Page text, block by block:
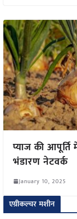
प्याज की आपूर्ति
भंडारण नेटवर्क
January 10, 2025
एग्रीकल्चर मशीन